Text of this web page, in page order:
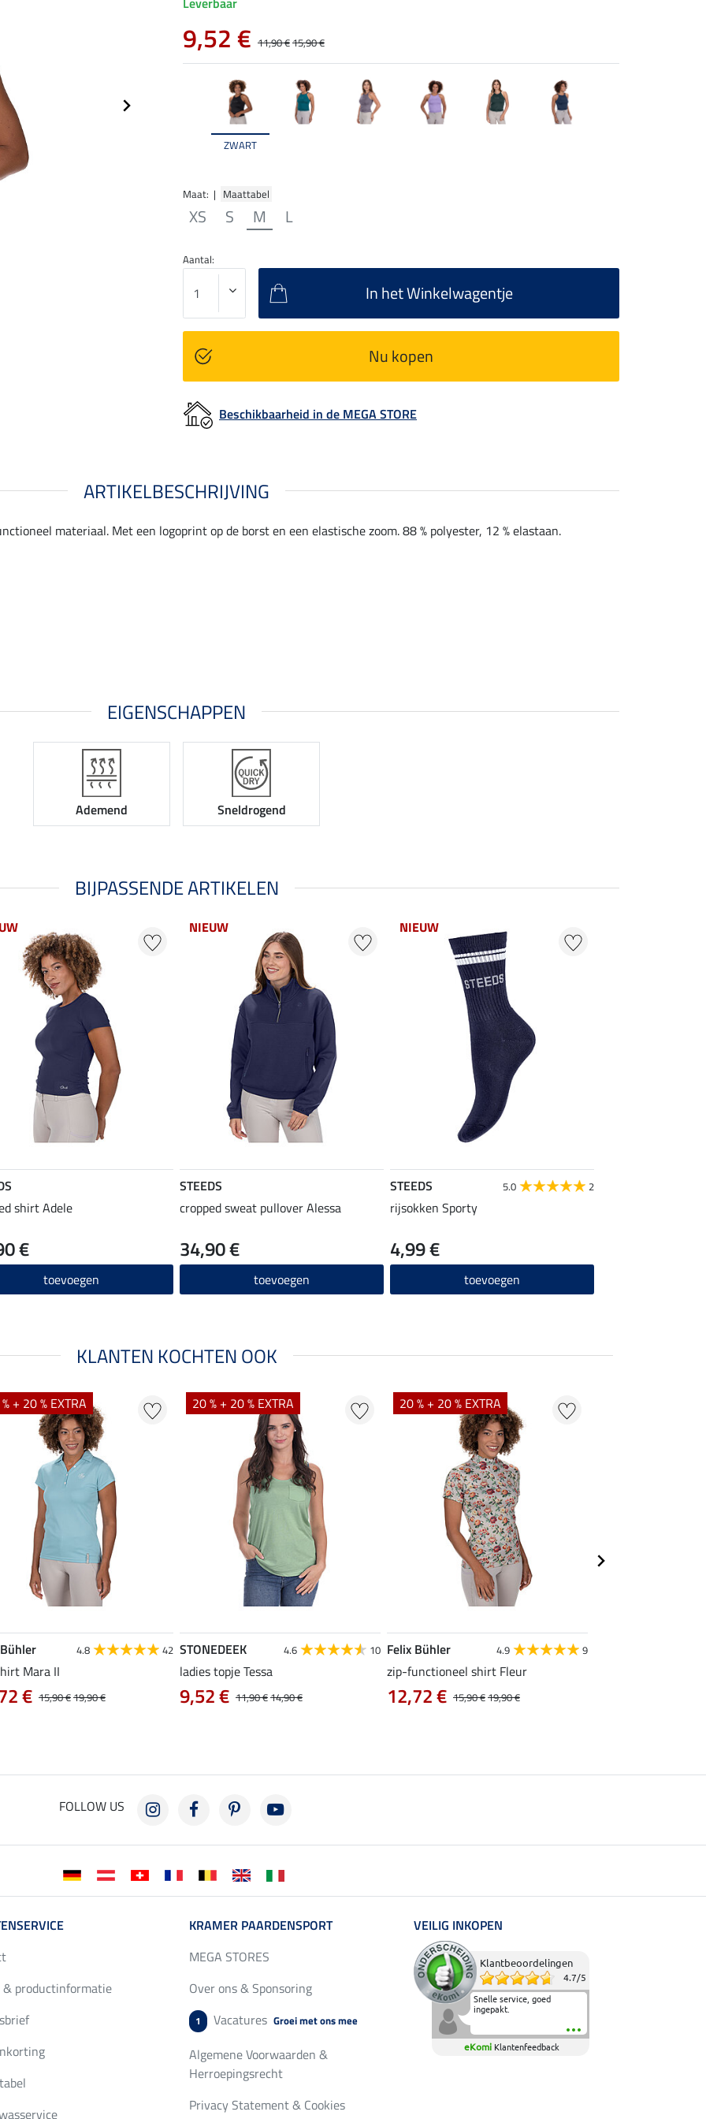
ZWART
Maat: | Maattabel
XS S M L
9,52 € 11,90 €15,90 €
Aantal:
In het Winkelwagentje
Nu kopen
Beschikbaarheid in de MEGA STORE
ARTIKELBESCHRIJVING
materiaal. Met een logoprint op de borst en een elastische zoom. 88 % polyester, 12 % elastaan.
EIGENSCHAPPEN
Ademend Sneldrogend
BIJPASSENDE ARTIKELEN
shirt Adele
€
toevoegen
NIEUW
STEEDS
cropped sweat pullover Alessa
34,90 €
toevoegen
NIEUW
STEEDS 5.0 2
rijsokken Sporty
4,99 €
toevoegen
KLANTEN KOCHTEN OOK
+ 20 % EXTRA
4.8 42
Mara II
15,90 €19,90 €
€
20 % + 20 % EXTRA
STONEDEEK 4.6 10
ladies topje Tessa
11,90 €14,90 €
9,52 €
20 % + 20 % EXTRA
Felix Bühler 4.9 9
zip-functioneel shirt Fleur
15,90 €19,90 €
12,72 €
FOLLOW US
& productinformatie
KRAMER PAARDENSPORT
MEGA STORES
Over ons & Sponsoring
1 Vacatures Groei met ons mee
Algemene Voorwaarden &
Herroepingsrecht
Privacy Statement & Cookies
VEILIG INKOPEN
Klantbeoordelingen
4.7/5
Snelle service, goed
ingepakt.
eKomi Klantenfeedback